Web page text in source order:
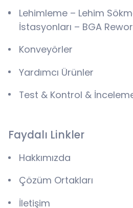
Lehimleme – Lehim
İstasyonları – BGA
Konveyörler
Yardımcı Ürünler
Test & Kontrol &
Faydalı Linkler
Hakkımızda
Çözüm Ortakları
İletişim